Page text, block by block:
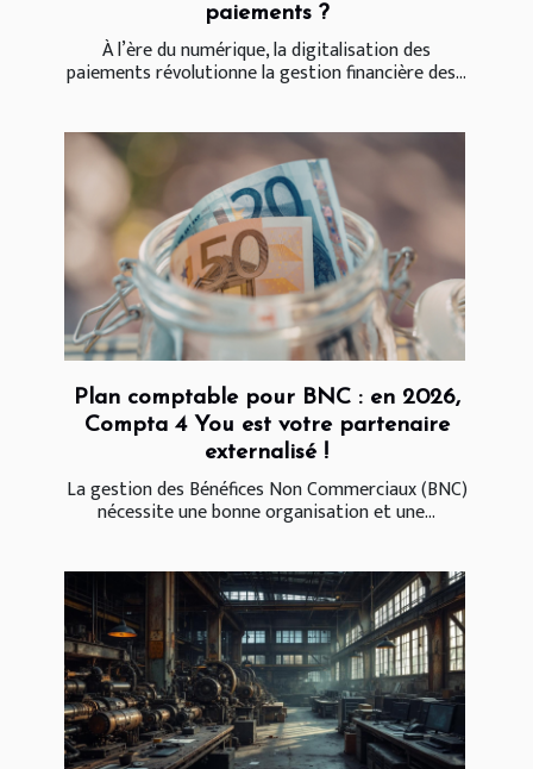
paiements ?
À l’ère du numérique, la digitalisation des
paiements révolutionne la gestion financière des...
Plan comptable pour BNC : en 2026,
Compta 4 You est votre partenaire
externalisé !
La gestion des Bénéfices Non Commerciaux (BNC)
nécessite une bonne organisation et une...